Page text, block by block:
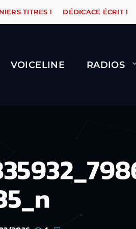
WARÉTRO ORANGE ROAD QUI
TITRES ! DÉDICACE ÉCRIT !
VOICELINE RADIOS